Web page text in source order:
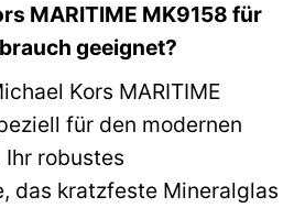
MARITIME MK9158 für
geeignet?
Kors MARITIME
für den modernen
robustes
das kratzfeste Mineralglas